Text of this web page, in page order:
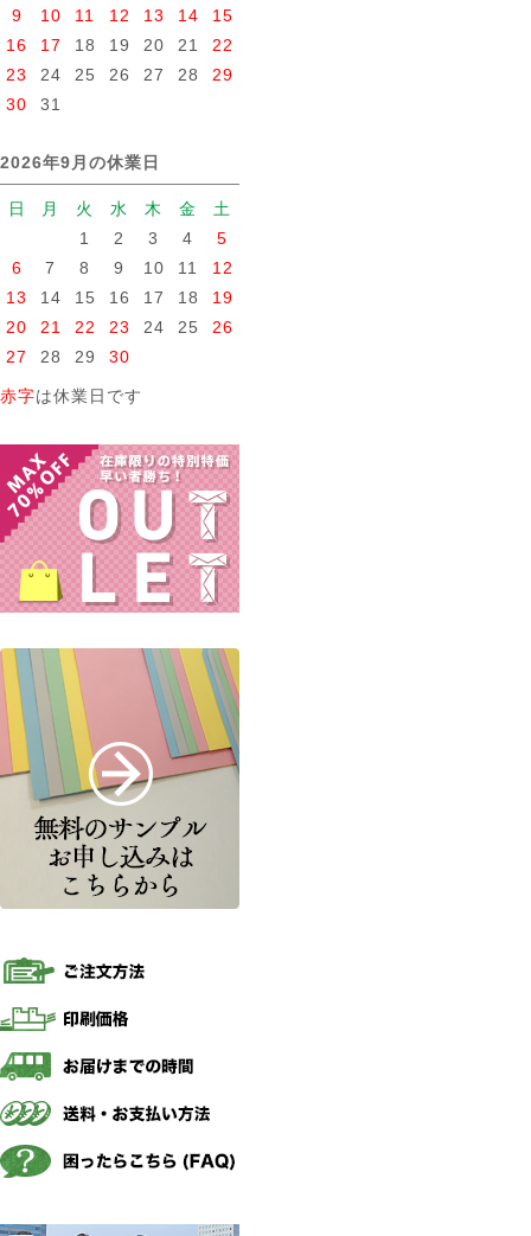
9 10 11 12 13 14
15
16
17 18 19 20 21
22
23
24 25 26 27 28
29
30
31
2026年9月の休業日
日 月 火 水 木 金
土
1
2 3 4
5
6
7 8 9 10 11
12
13
14 15 16 17 18
19
20
21 22 23 24 25
26
27
28 29 30
赤字は休業日です